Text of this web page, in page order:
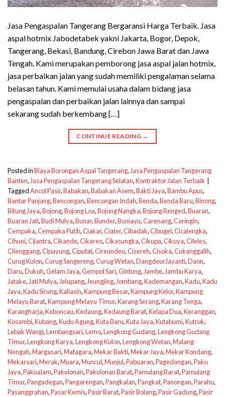
Jasa Pengaspalan Tangerang Bergaransi Harga Terbaik. Jasa
aspal hotmix Jabodetabek yakni Jakarta, Bogor, Depok,
Tangerang, Bekasi, Bandung, Cirebon Jawa Barat dan Jawa
Tengah. Kami merupakan pemborong jasa aspal jalan hotmix,
jasa perbaikan jalan yang sudah memiliki pengalaman selama
belasan tahun. Kami memulai usaha dalam bidang jasa
pengaspalan dan perbaikan jalan lainnya dan sampai
sekarang sudah berkembang […]
CONTINUE READING →
Posted inBiaya Borongan Aspal Tangerang,Jasa Pengaspalan Tangerang
Banten,Jasa Pengaspalan Tangerang Selatan,Kontraktor Jalan Terbaik
TaggedAncol Pasir,Babakan,Babakan Asem,Bakti Jaya,Bambu Apus,
Bantar Panjang,Bencongan,Bencongan Indah,Benda,Benda Baru,Binong,
Bitung Jaya,Bojong,Bojong Loa,Bojong Nangka,Bojong Renged,Buaran,
Buaran Jati,Budi Mulya,Bunar,Bunder,Buniayu,Carenang,Caringin,
Cempaka,Cempaka Putih,Ciakar,Ciater,Cibadak,Cibugel,Cicalengka,
Cihuni,Cijantra,Cikande,Cikareo,Cikasungka,Cikupa,Cikuya,Cileles,
Cilenggang,Cipayung,Ciputat,Cireundeu,Cisereh,Cisoka,Cukanggalih,
Curug Kulon,Curug Sangereng,Curug Wetan,DangdeurJayanti,Daon,
Daru,Dukuh,Gelam Jaya,Gempol Sari,Gintung,Jambe,Jambu Karya,
Jatake,Jati Mulya,Jelupang,Jeungjing,Jombang,Kademangan,Kadu,Kadu
Jaya,Kadu Sirung,Kaliasin,Kampung Besar,Kampung Kelor,Kampung
Melayu Barat,Kampung Melayu Timur,Karang Serang,Karang Tenga,
Karangharja,Keboncau,Kedaung,Kedaung Barat,Kelapa Dua,Keranggan,
Kosambi,Kubang,Kudu Agung,Kuta Baru,Kuta Jaya,Kutabumi,Kutruk,
Lebak Wangi,Lembangsari,Lemo,Lengkong Gudang,Lengkong Gudang
Timur,Lengkong Karya,Lengkong Kulon,Lengkong Wetan,Malang
Nengah,Margasari,Matagara,Mekar Bakti,Mekar Jaya,Mekar Kondang,
Mekarsari,Merak,Muara,Muncul,Munjul,Pabuaran,Pagedangan,Paku
Jaya,Pakualam,Pakulonan,Pakulonan Barat,Pamulang Barat,Pamulang
Timur,Pangadegan,Pangarengan,Pangkalan,Pangkat,Panongan,Parahu,
Pasanggrahan,Pasar Kemis,Pasir Barat,Pasir Bolang,Pasir Gadung,Pasir